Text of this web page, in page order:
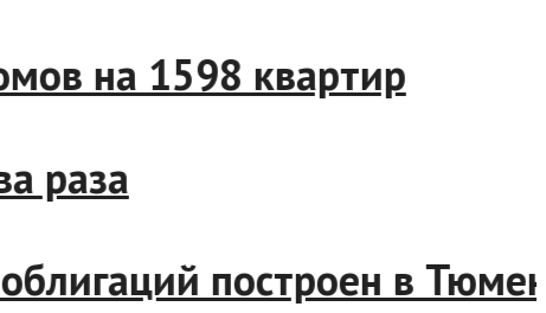
на 1598 квартир
раза
облигаций построен в